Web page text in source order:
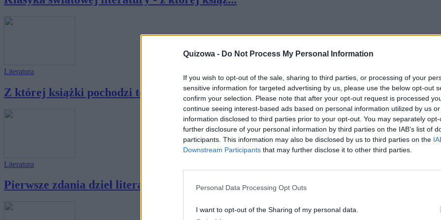
Quizowa - Do Not Process My Personal Information
If you wish to opt-out of the sale, sharing to third parties, or processing of your
sensitive information for targeted advertising by us, please use the below opt-out
confirm your selection. Please note that after your opt-out request is processed
continue seeing interest-based ads based on personal information utilized by us
information disclosed to third parties prior to your opt-out. You may separately
further disclosure of your personal information by third parties on the IAB’s list of
participants. This information may also be disclosed by us to third parties on the
Downstream Participants that may further disclose it to other third parties.
Personal Data Processing Opt Outs
I want to opt-out of the Sharing of my personal data.
Literatura
Z której książki pochodzi ten cytat?
Literatura
Pierwsze zdania dzieł literackich - rozpoznas...